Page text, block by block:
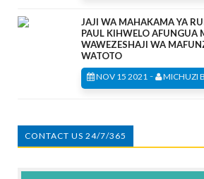
JAJI WA MAHAKAMA YA
PAUL KIHWELO AFUNGUA
WAWEZESHAJI WA
WATOTO
NOV 15 2021 - MICHUZI
CONTACT US 24/7/365